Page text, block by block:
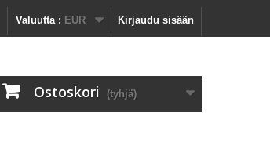
Kirjaudu sisään
Valuutta : EUR
Ostoskori (tyhjä)